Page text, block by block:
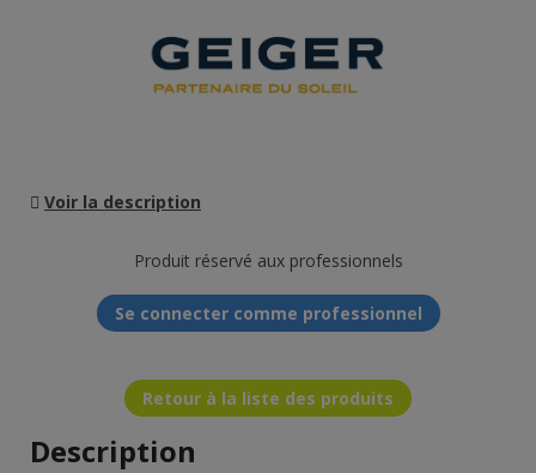
Voir la description
Produit réservé aux professionnels
Se connecter comme professionnel
Retour à la liste des produits
Description